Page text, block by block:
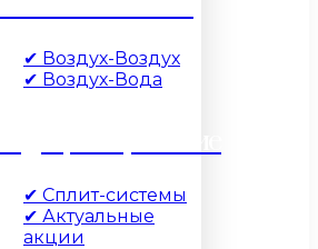
✔ Воздух-Воздух
✔ Воздух-Вода
✔ Сплит-системы
✔ Актуальные
акции